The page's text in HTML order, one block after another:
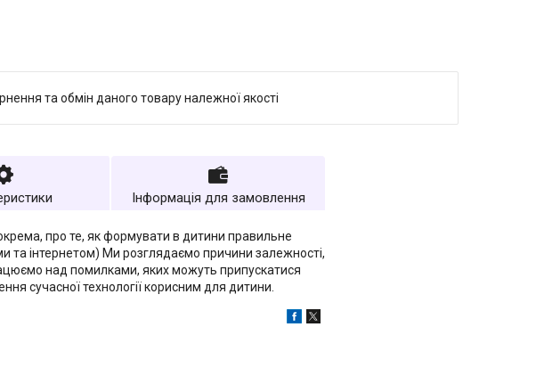
та обмін даного товару належної якості
Інформація для замовлення
про те, як формувати в дитини правильне
та інтернетом) Ми розглядаємо причини залежності,
над помилками, яких можуть припускатися
сучасної технології корисним для дитини.